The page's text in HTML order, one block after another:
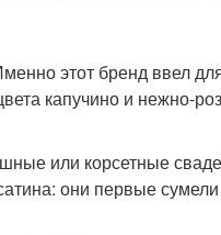
этот бренд ввел
капучино и нежно-
или корсетные
они первые